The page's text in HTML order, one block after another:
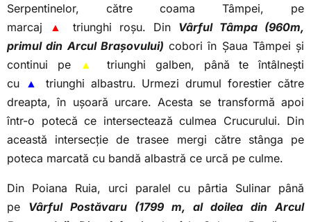
Serpentinelor, către coama Tâmpei, pe
marcaj
▲ triunghi roșu. Din Vârful Tâmpa (960m,
primul din Arcul Brașovului) cobori în Șaua Tâmpei și
continui pe
▲
triunghi galben, până te întâlnești
cu
▲
triunghi albastru. Urmezi drumul forestier către
dreapta, în ușoară urcare. Acesta se transformă apoi
într-o potecă ce intersectează culmea Crucurului. Din
această intersecție de trasee mergi către stânga pe
poteca marcată cu bandă albastră ce urcă pe culme.
Din Poiana Ruia, urci paralel cu pârtia Sulinar până
pe Vârful Postăvaru (1799 m, al doilea din Arcul